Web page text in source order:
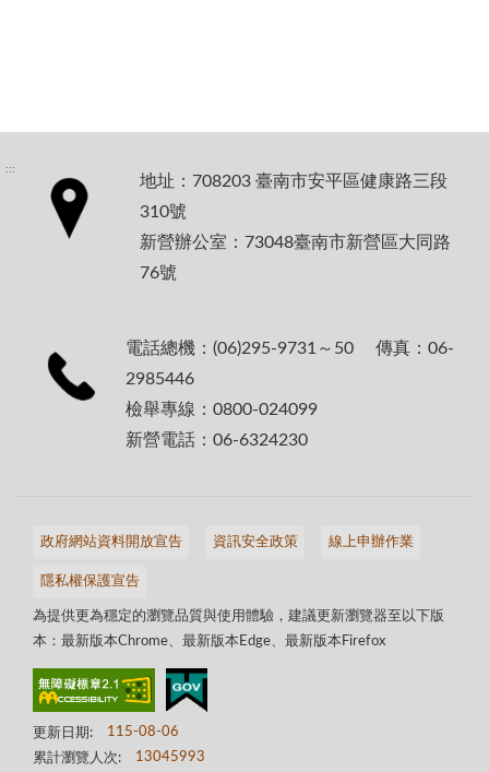
:::
地址：708203 臺南市安平區健康路三段
310號
新營辦公室：73048臺南市新營區大同路
76號
電話總機：(06)295-9731～50 傳真：06-
2985446
檢舉專線：0800-024099
新營電話：06-6324230
政府網站資料開放宣告 資訊安全政策 線上申辦作業
隱私權保護宣告
為提供更為穩定的瀏覽品質與使用體驗，建議更新瀏覽器至以下版
本：最新版本Chrome、最新版本Edge、最新版本Firefox
更新日期:
115-08-06
累計瀏覽人次:
13045993